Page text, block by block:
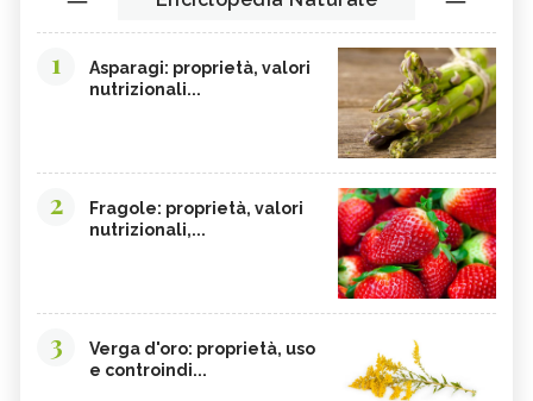
1
Asparagi: proprietà, valori
nutrizionali...
2
Fragole: proprietà, valori
nutrizionali,...
3
Verga d'oro: proprietà, uso
e controindi...